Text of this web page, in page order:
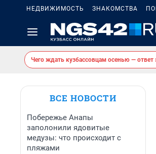
НЕДВИЖИМОСТЬ ЗНАКОМСТВА
Чего ждать кузбассовцам осенью — ответ
ВСЕ НОВОСТИ
Побережье Анапы
заполонили ядовитые
медузы: что происходит с
пляжами